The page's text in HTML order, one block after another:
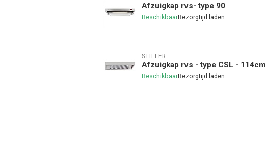
Afzuigkap rvs- type 90
Beschikbaar
STILFER
Afzuigkap rvs - type CSL - 114cm
Beschikbaar